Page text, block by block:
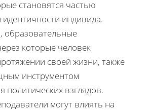
становятся частью
идентичности индивида.
образовательные
которые человек
своей жизни, также
инструментом
политических взглядов.
могут влиять на